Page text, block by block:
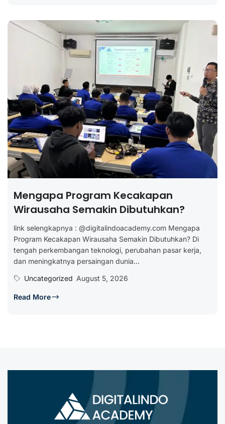
Mengapa Program Kecakapan
Wirausaha Semakin Dibutuhkan?
link selengkapnya : @digitalindoacademy.com Mengapa
Program Kecakapan Wirausaha Semakin Dibutuhkan? Di
tengah perkembangan teknologi, perubahan pasar kerja,
dan meningkatnya persaingan dunia...
Uncategorized August 5, 2026
Read More